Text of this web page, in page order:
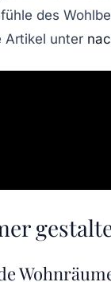
des
Artikel unter